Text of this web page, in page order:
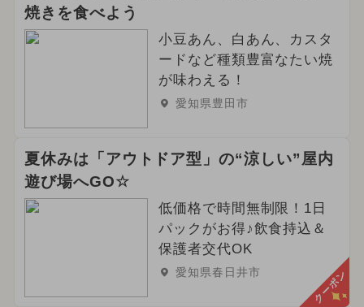
焼きを食べよう
小豆あん、白あん、カスタ
ードなど種類豊富なたい焼
が味わえる！
愛知県豊田市
夏休みは「アウトドア型」の“涼しい”屋内
遊び場へGO☆
低価格で時間無制限！1日
パックがお得♪飲食持込＆
保護者交代OK
愛知県春日井市 クーポン